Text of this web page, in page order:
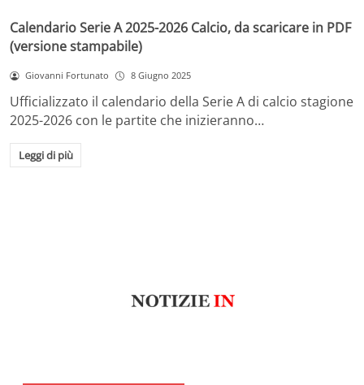
Calendario Serie A 2025-2026 Calcio, da scaricare in PDF
(versione stampabile)
Giovanni Fortunato 8 Giugno 2025
Ufficializzato il calendario della Serie A di calcio stagione
2025-2026 con le partite che inizieranno…
Leggi di più